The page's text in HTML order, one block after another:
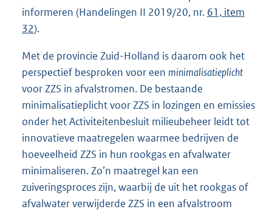
informeren (Handelingen II 2019/20, nr. 61, item
32).
Met de provincie Zuid-Holland is daarom ook het
perspectief besproken voor een minimalisatieplicht
voor ZZS in afvalstromen. De bestaande
minimalisatieplicht voor ZZS in lozingen en emissies
onder het Activiteitenbesluit milieubeheer leidt tot
innovatieve maatregelen waarmee bedrijven de
hoeveelheid ZZS in hun rookgas en afvalwater
minimaliseren. Zo’n maatregel kan een
zuiveringsproces zijn, waarbij de uit het rookgas of
afvalwater verwijderde ZZS in een afvalstroom